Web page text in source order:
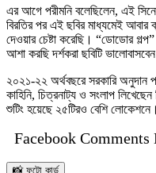
এর আগে পরীমনি বলেছিলেন, এই
বিরতির পর এই ছবির মাধ্যমেই আবার
দেওয়ার চেষ্টা করেছি। “ডোডোর
আশা করছি দর্শকরা ছবিটি
২০২১-২২ অর্থবছরে সরকারি অনুদান
কাহিনি, চিত্রনাট্য ও সংলাপ
শুটিং হয়েছে ২৫টিরও বেশি লোকেশনে।
Facebook Comments
📸 ফটো কার্ড